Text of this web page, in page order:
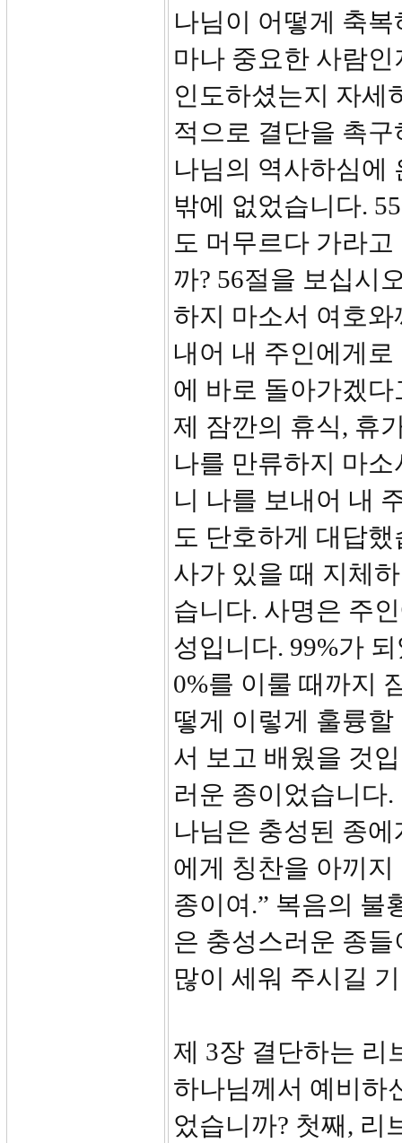
나님이 어떻게 축
마나 중요한 사람
인도하셨는지 자세
적으로 결단을 촉
나님의 역사하심에
밖에 없었습니다.
도 머무르다 가라
까? 56절을 보십시
하지 마소서 여호
내어 내 주인에게
에 바로 돌아가겠
제 잠깐의 휴식, 휴
나를 만류하지 마
니 나를 보내어 내
도 단호하게 대답
사가 있을 때 지체
습니다. 사명은 주
성입니다. 99%가
0%를 이룰 때까지
떻게 이렇게 훌륭
서 보고 배웠을 것
러운 종이었습니다
나님은 충성된 종
에게 칭찬을 아끼
종이여.” 복음의 불
은 충성스러운 종
많이 세워 주시길
제 3장 결단하는 리
하나님께서 예비하
었습니까? 첫째, 리